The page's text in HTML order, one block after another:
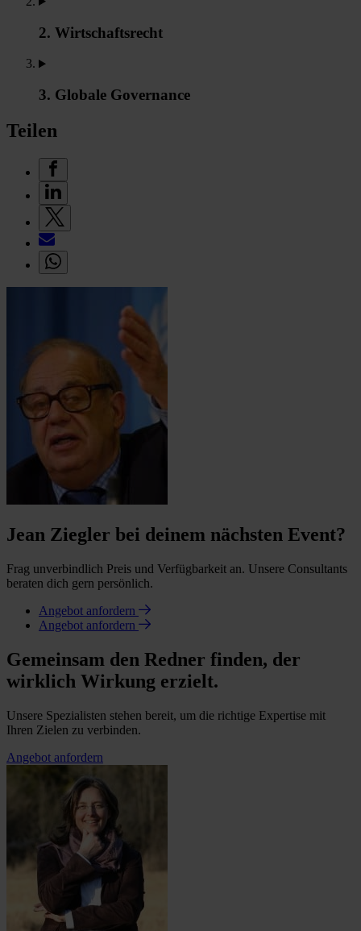
2. Wirtschaftsrecht
3. Globale Governance
Teilen
Jean Ziegler bei deinem nächsten Event?
Frag unverbindlich Preis und Verfügbarkeit an. Unsere Consultants
beraten dich gern persönlich.
Angebot anfordern
Angebot anfordern
Gemeinsam den Redner finden, der
wirklich Wirkung erzielt.
Unsere Spezialisten stehen bereit, um die richtige Expertise mit
Ihren Zielen zu verbinden.
Angebot anfordern